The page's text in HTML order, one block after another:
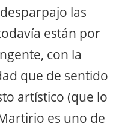
las
están por
con la
que de sentido
artístico (que lo
es uno de